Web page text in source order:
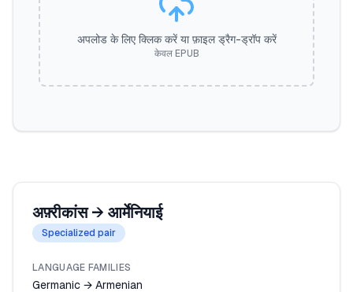
अपलोड के लिए क्लिक करें या फ़ाइल ड्रैग-ड्रॉप करें
केवल EPUB
अफ़्रीकांस→ आर्मेनियाई
Specialized pair
LANGUAGE FAMILIES
Germanic → Armenian